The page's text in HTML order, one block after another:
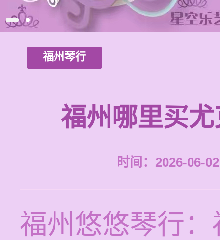
福州琴行
福州哪里买
时间：2026-06-
福州悠悠琴行